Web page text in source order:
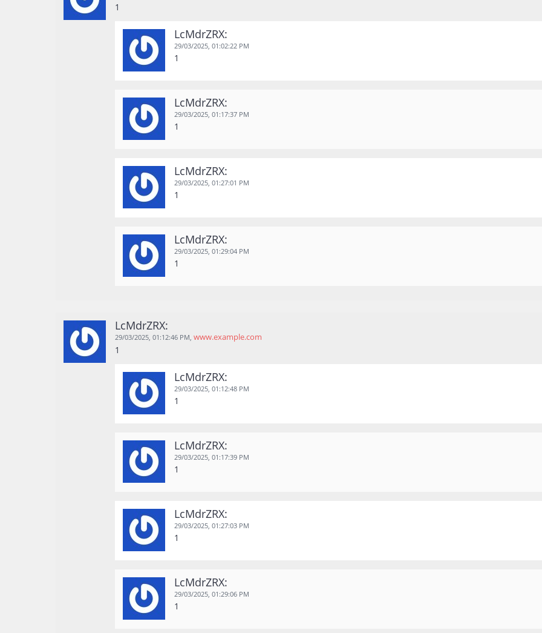
1
LcMdrZRX:
29/03/2025, 01:02:22 PM
1
LcMdrZRX:
29/03/2025, 01:17:37 PM
1
LcMdrZRX:
29/03/2025, 01:27:01 PM
1
LcMdrZRX:
29/03/2025, 01:29:04 PM
1
LcMdrZRX:
29/03/2025, 01:12:46 PM www.example.com
1
LcMdrZRX:
29/03/2025, 01:12:48 PM
1
LcMdrZRX:
29/03/2025, 01:17:39 PM
1
LcMdrZRX:
29/03/2025, 01:27:03 PM
1
LcMdrZRX:
29/03/2025, 01:29:06 PM
1